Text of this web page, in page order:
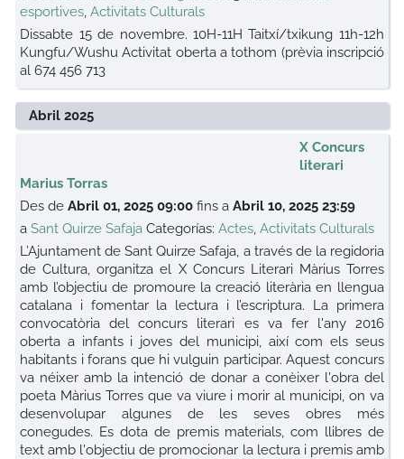
esportives,Activitats Culturals
Dissabte 15 de novembre. 10H-11H Taitxí/txikung 11h-12h
Kungfu/Wushu Activitat oberta a tothom (prèvia inscripció
al 674 456 713
Abril 2025
X Concurs
literari
Marius Torras
Des deAbril 01, 2025 09:00 fins aAbril 10, 2025 23:59
aSant Quirze Safaja Categorías:Actes,Activitats Culturals
L’Ajuntament de Sant Quirze Safaja, a través de la regidoria
de Cultura, organitza el X Concurs Literari Màrius Torres
amb l’objectiu de promoure la creació literària en llengua
catalana i fomentar la lectura i l’escriptura. La primera
convocatòria del concurs literari es va fer l'any 2016
oberta a infants i joves del municipi, així com els seus
habitants i forans que hi vulguin participar. Aquest concurs
va néixer amb la intenció de donar a conèixer l'obra del
poeta Màrius Torres que va viure i morir al municipi, on va
desenvolupar algunes de les seves obres més
conegudes. Es dota de premis materials, com llibres de
text amb l'objectiu de promocionar la lectura i premis amb